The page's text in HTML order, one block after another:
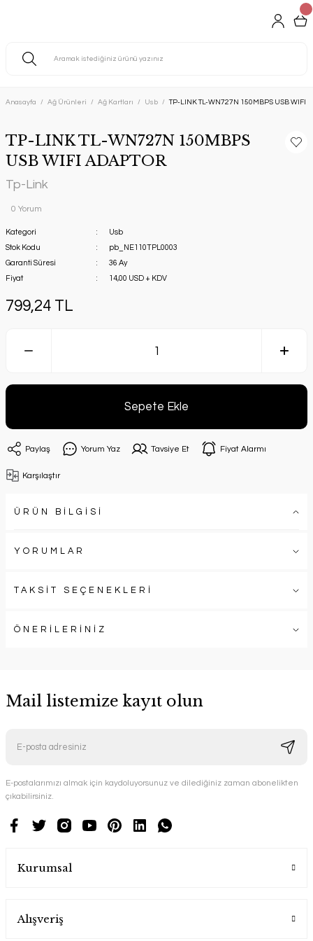
Anasayfa Ağ Ürünleri Ağ Kartları Usb TP-LINK TL-WN727N 150MBPS USB WIFI
TP-LINK TL-WN727N 150MBPS
USB WIFI ADAPTOR
Tp-Link
0 Yorum
Kategori
Usb
Stok Kodu
pb_NE110TPL0003
Garanti Süresi
36 Ay
Fiyat
14,00 USD + KDV
799,24 TL
Sepete Ekle
Paylaş Yorum Yaz Tavsiye Et Fiyat Alarmı
Karşılaştır
ÜRÜN BİLGİSİ
YORUMLAR
TAKSİT SEÇENEKLERİ
ÖNERİLERİNİZ
Mail listemize kayıt olun
E-postalarımızı almak için kaydoluyorsunuz ve dilediğiniz zaman abonelikten
çıkabilirsiniz.
Kurumsal
Alışveriş